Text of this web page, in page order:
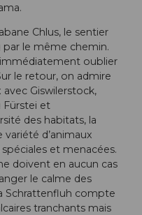
Chlus, le sentier
le même chemin.
immédiatement oublier
le retour, on admire
Giswilerstock,
Fürstei et
des habitats, la
d’animaux
et menacées.
doivent en aucun cas
le calme des
Schrattenfluh compte
tranchants mais